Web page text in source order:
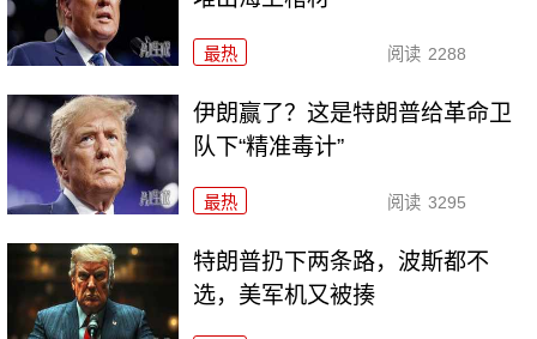
最热 阅读 2288
伊朗赢了？这是特朗普给革命卫
队下“精准毒计”
最热 阅读 3295
特朗普扔下两条路，波斯都不
选，美军机又被揍